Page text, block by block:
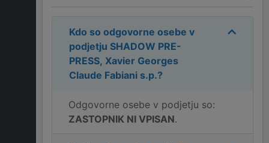
Kdo so odgovorne osebe v
podjetju SHADOW PRE-
PRESS, Xavier Georges
Claude Fabiani s.p.?
Odgovorne osebe v podjetju so:
ZASTOPNIK NI VPISAN.